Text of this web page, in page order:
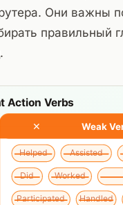
Они важны
правильный